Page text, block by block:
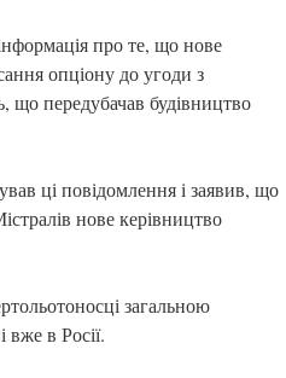
про те, що нове
опціону до угоди з
що передубачав будівництво
ці повідомлення і заявив, що
нове керівництво
загальною
вже в Росії.